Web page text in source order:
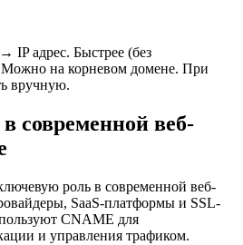
IP адрес. Быстрее (без
на корневом домене. При
вручную.
современной веб-
роль в современной веб-
SaaS-платформы и SSL-
CNAME для
и управления трафиком.